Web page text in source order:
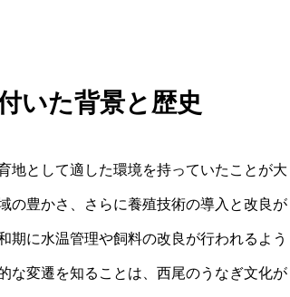
いた背景と歴史
地として適した環境を持っていたことが大
の豊かさ、さらに養殖技術の導入と改良が
期に水温管理や飼料の改良が行われるよう
な変遷を知ることは、西尾のうなぎ文化が